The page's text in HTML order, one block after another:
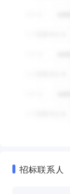
招标联系人